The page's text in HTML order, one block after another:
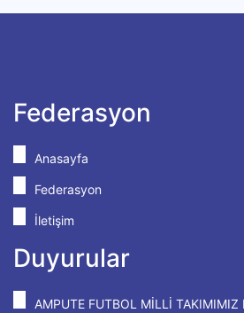
Federasyon
Anasayfa
Federasyon
İletişim
Duyurular
AMPUTE FUTBOL MİLLİ TAKIMIMIZ